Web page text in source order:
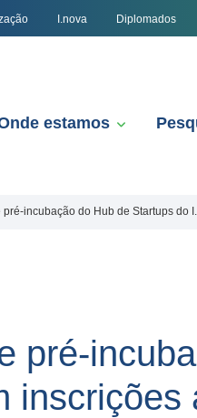
I.nova Diplomados
estamos
pré-incubação do Hub de Startups
pré-